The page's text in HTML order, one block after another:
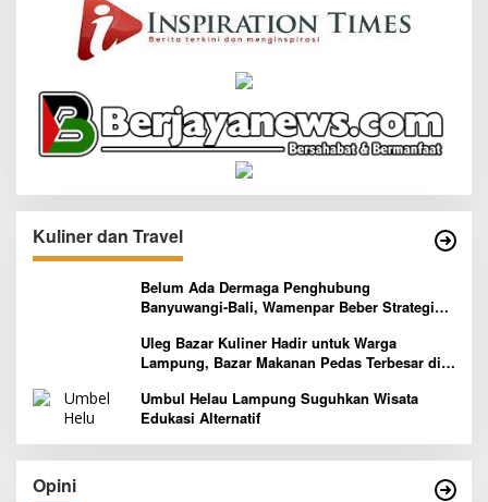
Kuliner dan Travel
Belum Ada Dermaga Penghubung
Banyuwangi-Bali, Wamenpar Beber Strategi
Uleg Bazar Kuliner Hadir untuk Warga
Lampung, Bazar Makanan Pedas Terbesar di
Umbul Helau Lampung Suguhkan Wisata
Edukasi Alternatif
Opini